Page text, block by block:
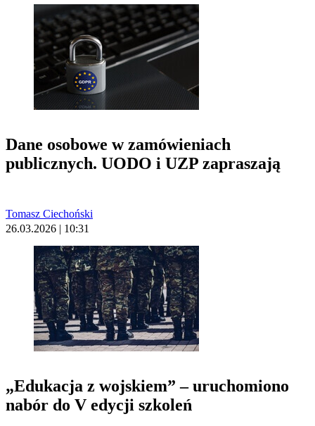
Dane osobowe w zamówieniach
publicznych. UODO i UZP zapraszają
Tomasz Ciechoński
26.03.2026 | 10:31
„Edukacja z wojskiem” – uruchomiono
nabór do V edycji szkoleń